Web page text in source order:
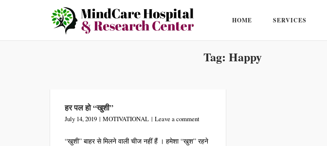
HOME SERVICES
Tag:Happy
हर पल हो “खुशी”
July 14, 2019 MOTIVATIONAL Leave a comment
“खुशी” बाहर से मिलने वाली चीज नहीं हैं । हमेशा “खुश” रहने